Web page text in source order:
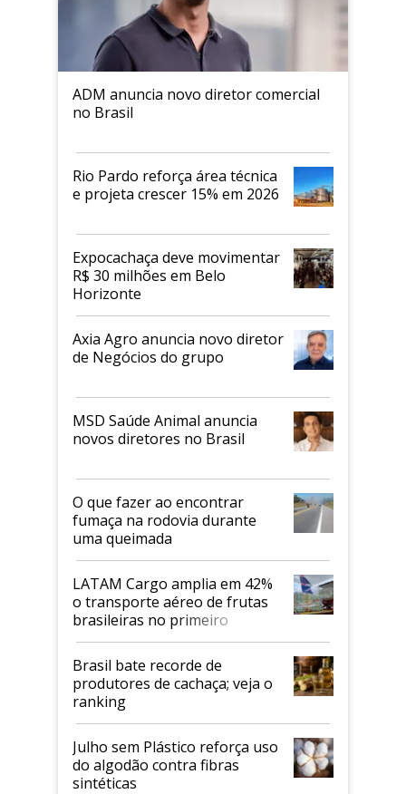
ADM anuncia novo diretor comercial
no Brasil
Rio Pardo reforça área técnica
e projeta crescer 15% em 2026
Expocachaça deve movimentar
R$ 30 milhões em Belo
Horizonte
Axia Agro anuncia novo diretor
de Negócios do grupo
MSD Saúde Animal anuncia
novos diretores no Brasil
O que fazer ao encontrar
fumaça na rodovia durante
uma queimada
LATAM Cargo amplia em 42%
o transporte aéreo de frutas
brasileiras no primeiro
semestre
Brasil bate recorde de
produtores de cachaça; veja o
ranking
Julho sem Plástico reforça uso
do algodão contra fibras
sintéticas